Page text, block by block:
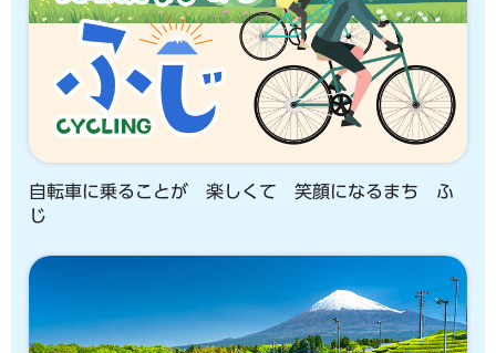
自転車に乗ることが 楽しくて 笑顔になるまち ふ
じ